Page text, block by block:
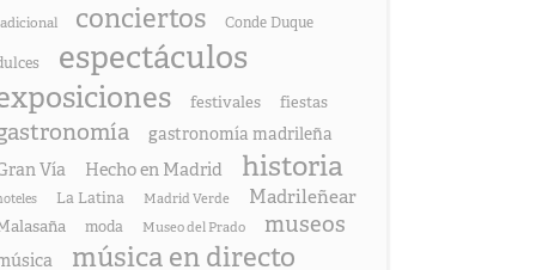
conciertos Conde Duque
espectáculos
festivales fiestas
gastronomía madrileña
Vía Hecho en Madrid historia
La Latina Madrid Verde Madrileñear
moda Museo del Prado museos
música en directo